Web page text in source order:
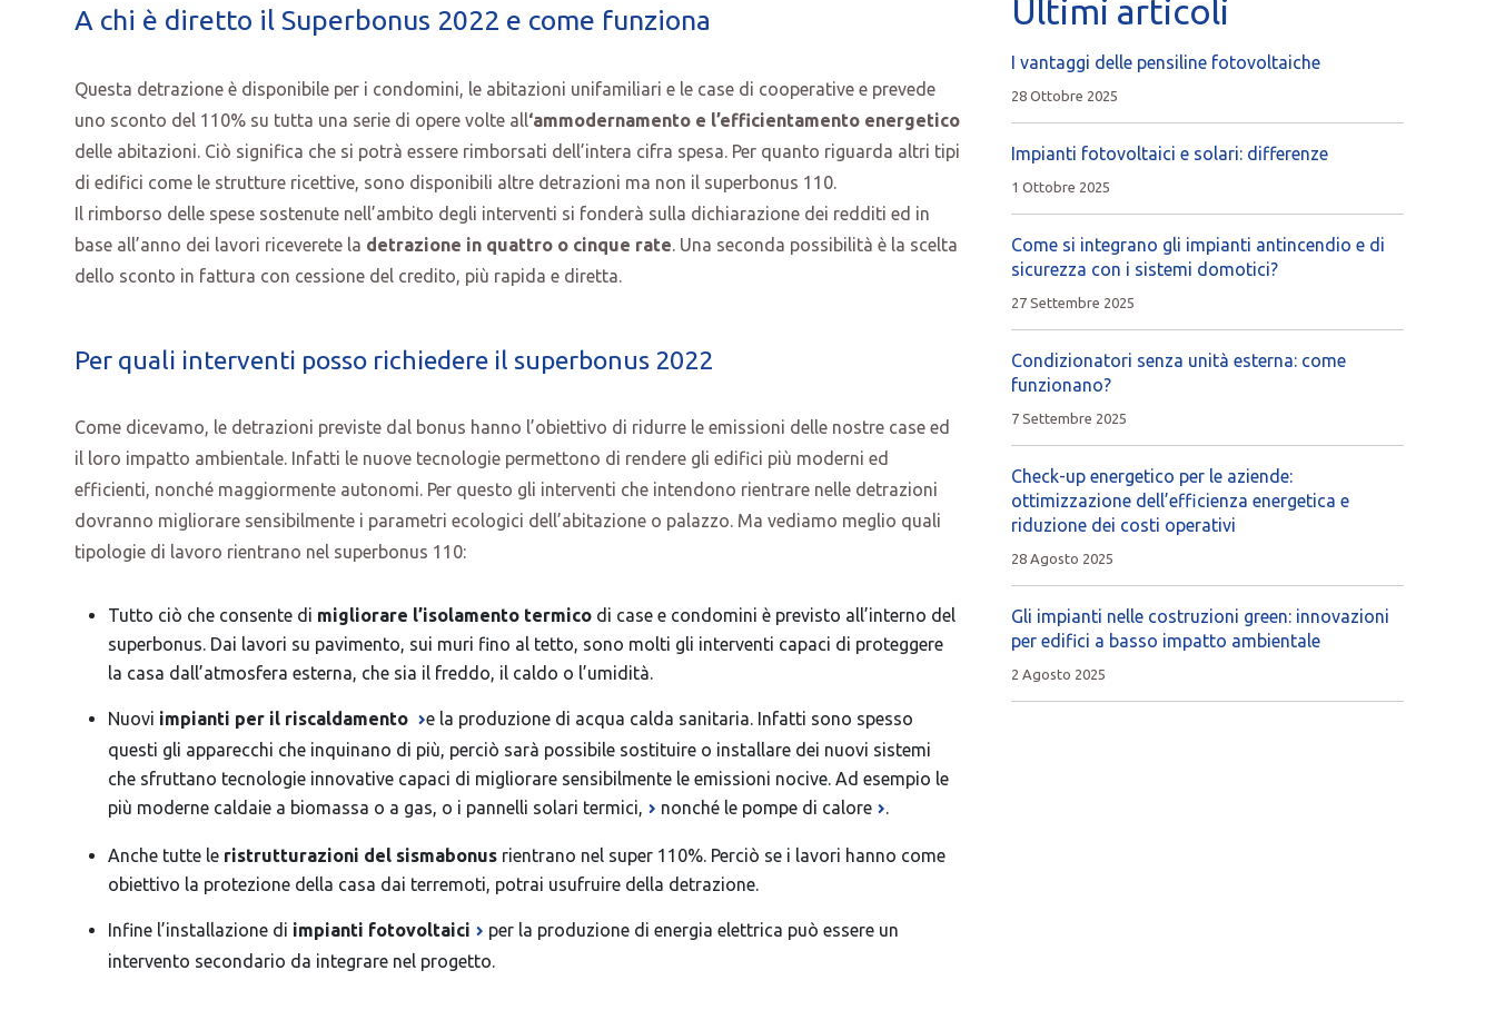
A chi è diretto il Superbonus 2022 e come funziona
Questa detrazione è disponibile per i condomini, le abitazioni unifamiliari e le case di cooperative e prevede
uno sconto del 110% su tutta una serie di opere volte all‘ammodernamento e l’efficientamento energetico
delle abitazioni. Ciò significa che si potrà essere rimborsati dell’intera cifra spesa. Per quanto riguarda altri tipi
di edifici come le strutture ricettive, sono disponibili altre detrazioni ma non il superbonus 110.
Il rimborso delle spese sostenute nell’ambito degli interventi si fonderà sulla dichiarazione dei redditi ed in
base all’anno dei lavori riceverete la detrazione in quattro o cinque rate. Una seconda possibilità è la scelta
dello sconto in fattura con cessione del credito, più rapida e diretta.
Per quali interventi posso richiedere il superbonus 2022
Come dicevamo, le detrazioni previste dal bonus hanno l’obiettivo di ridurre le emissioni delle nostre case ed
il loro impatto ambientale. Infatti le nuove tecnologie permettono di rendere gli edifici più moderni ed
efficienti, nonché maggiormente autonomi. Per questo gli interventi che intendono rientrare nelle detrazioni
dovranno migliorare sensibilmente i parametri ecologici dell’abitazione o palazzo. Ma vediamo meglio quali
tipologie di lavoro rientrano nel superbonus 110:
Tutto ciò che consente di migliorare l’isolamento termico di case e condomini è previsto all’interno del
superbonus. Dai lavori su pavimento, sui muri fino al tetto, sono molti gli interventi capaci di proteggere
la casa dall’atmosfera esterna, che sia il freddo, il caldo o l’umidità.
Nuovi impianti per il riscaldamento
e la produzione di acqua calda sanitaria. Infatti sono spesso
questi gli apparecchi che inquinano di più, perciò sarà possibile sostituire o installare dei nuovi sistemi
che sfruttano tecnologie innovative capaci di migliorare sensibilmente le emissioni nocive. Ad esempio le
più moderne caldaie a biomassa o a gas, o i pannelli solari termici, nonché le pompe di calore .
Anche tutte le ristrutturazioni del sismabonus rientrano nel super 110%. Perciò se i lavori hanno come
obiettivo la protezione della casa dai terremoti, potrai usufruire della detrazione.
Infine l’installazione di impianti fotovoltaici
per la produzione di energia elettrica può essere un
intervento secondario da integrare nel progetto.
Ultimi articoli
I vantaggi delle pensiline fotovoltaiche
28 Ottobre 2025
Impianti fotovoltaici e solari: differenze
1 Ottobre 2025
Come si integrano gli impianti antincendio e di
sicurezza con i sistemi domotici?
27 Settembre 2025
Condizionatori senza unità esterna: come
funzionano?
7 Settembre 2025
Check-up energetico per le aziende:
ottimizzazione dell’efficienza energetica e
riduzione dei costi operativi
28 Agosto 2025
Gli impianti nelle costruzioni green: innovazioni
per edifici a basso impatto ambientale
2 Agosto 2025